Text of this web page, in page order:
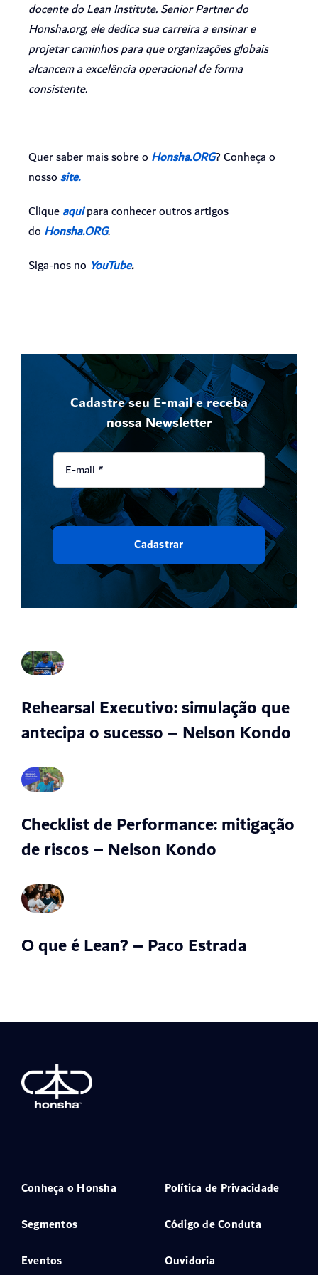
docente do Lean Institute. Senior Partner do
Honsha.org, ele dedica sua carreira a ensinar e
projetar caminhos para que organizações globais
alcancem a excelência operacional de forma
consistente.
Quer saber mais sobre o Honsha.ORG? Conheça o
nossosite.
Cliqueaquipara conhecer outros artigos
do Honsha.ORG.
Siga-nos no YouTube.
Cadastre seu E-mail e receba
nossa Newsletter
Cadastrar
Rehearsal Executivo: simulação que
antecipa o sucesso – Nelson Kondo
Checklist de Performance: mitigação
de riscos – Nelson Kondo
O que é Lean? – Paco Estrada
Conheça o Honsha
Segmentos
Eventos
Política de Privacidade
Código de Conduta
Ouvidoria